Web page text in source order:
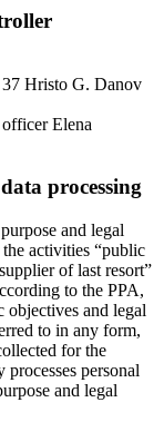
Hristo G. Danov
Elena
processing
and legal
activities “public
of last resort”
to the PPA,
objectives and legal
to in any form,
for the
personal
and legal